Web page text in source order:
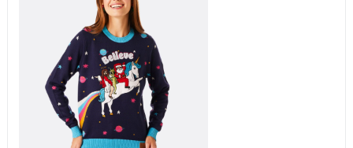
HURTIGT KIG
SE MERE